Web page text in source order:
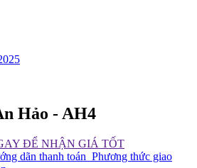
Hảo - AH4
ĐỂ NHẬN GIÁ TỐT
dãn thanh toán Phương thức giao